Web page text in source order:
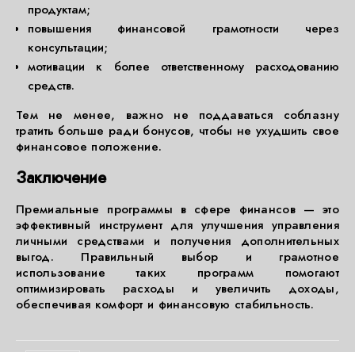
продуктам;
повышения финансовой грамотности через
консультации;
мотивации к более ответственному расходованию
средств.
Тем не менее, важно не поддаваться соблазну
тратить больше ради бонусов, чтобы не ухудшить свое
финансовое положение.
Заключение
Премиальные программы в сфере финансов — это
эффективный инструмент для улучшения управления
личными средствами и получения дополнительных
выгод. Правильный выбор и грамотное
использование таких программ помогают
оптимизировать расходы и увеличить доходы,
обеспечивая комфорт и финансовую стабильность.